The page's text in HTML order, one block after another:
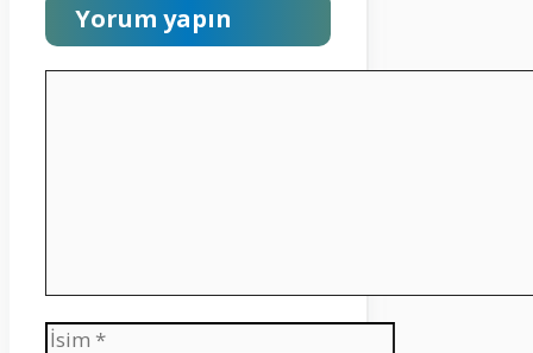
Yorum yapın
İsim